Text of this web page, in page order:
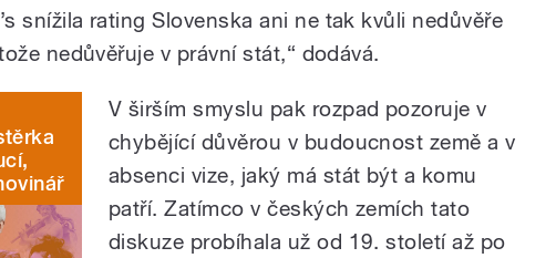
snížila rating Slovenska ani ne tak kvůli nedůvěře
nedůvěřuje v právní stát,“ dodává.
V širším smyslu pak rozpad pozoruje v
chybějící důvěrou v budoucnost země a v
absenci vize, jaký má stát být a komu
patří. Zatímco v českých zemích tato
diskuze probíhala už od 19. století až po